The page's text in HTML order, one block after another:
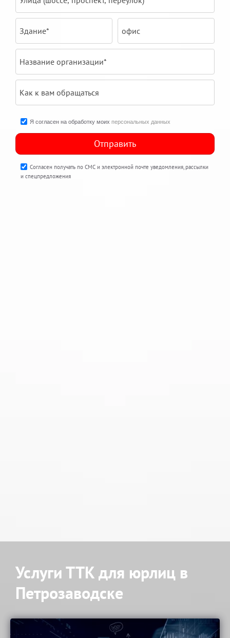
Я согласен на обработку моих персональных данных
Отправить
Согласен получать по СМС и электронной почте уведомления, рассылки
и спецпредложения
Услуги ТТК для юрлиц в
Петрозаводске